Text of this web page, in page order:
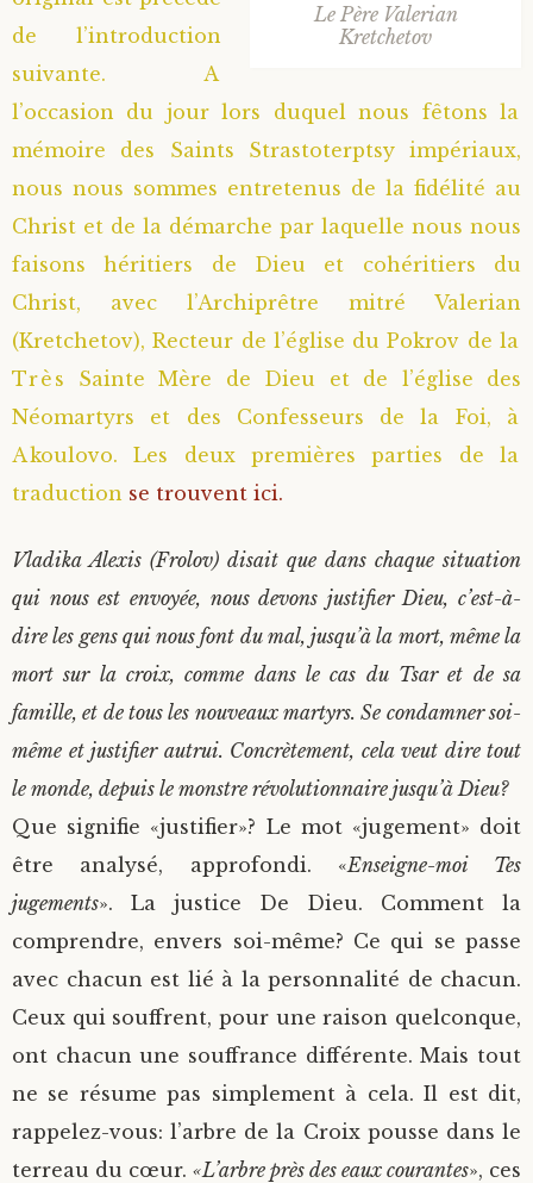
Saint Sophrony l’Athonite
Sainte Xenia
Staritsa Marie Makovkine
Natalia de Vyritsa
Archimandrite Lazare (Abachidzé)
Geronda Arsenios le Spiléote
Gerondissa Makrina (Vassopoulou)
Archimandrite Nathanaël (Pospelov)
Père Héliodore
Le Père Valerian
Kretchetov
de l’introduction
suivante. A
l’occasion du jour lors duquel nous fêtons la
mémoire des Saints Strastoterptsy impériaux,
nous nous sommes entretenus de la fidélité au
Christ et de la démarche par laquelle nous nous
faisons héritiers de Dieu et cohéritiers du
Christ, avec l’Archiprêtre mitré Valerian
(Kretchetov), Recteur de l’église du Pokrov de la
Très Sainte Mère de Dieu et de l’église des
Néomartyrs et des Confesseurs de la Foi, à
Akoulovo. Les deux premières parties de la
traduction se trouvent ici.
Vladika Alexis (Frolov) disait que dans chaque situation
qui nous est envoyée, nous devons justifier Dieu, c’est-à-
dire les gens qui nous font du mal, jusqu’à la mort, même la
mort sur la croix, comme dans le cas du Tsar et de sa
famille, et de tous les nouveaux martyrs. Se condamner soi-
même et justifier autrui. Concrètement, cela veut dire tout
le monde, depuis le monstre révolutionnaire jusqu’à Dieu?
Que signifie «justifier»? Le mot «jugement» doit
être analysé, approfondi. «Enseigne-moi Tes
jugements». La justice De Dieu. Comment la
comprendre, envers soi-même? Ce qui se passe
avec chacun est lié à la personnalité de chacun.
Ceux qui souffrent, pour une raison quelconque,
ont chacun une souffrance différente. Mais tout
ne se résume pas simplement à cela. Il est dit,
rappelez-vous: l’arbre de la Croix pousse dans le
terreau du cœur. «L’arbre près des eaux courantes», ces